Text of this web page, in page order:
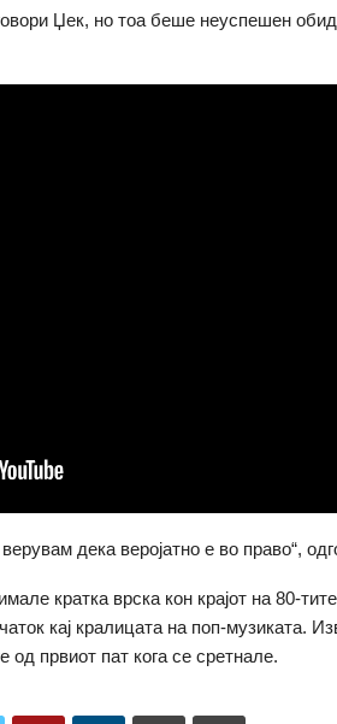
Џек, но тоа беше неуспешен
дека веројатно е во право“,
кратка врска кон крајот на 80-
кај кралицата на поп-музиката.
првиот пат кога се сретнале.